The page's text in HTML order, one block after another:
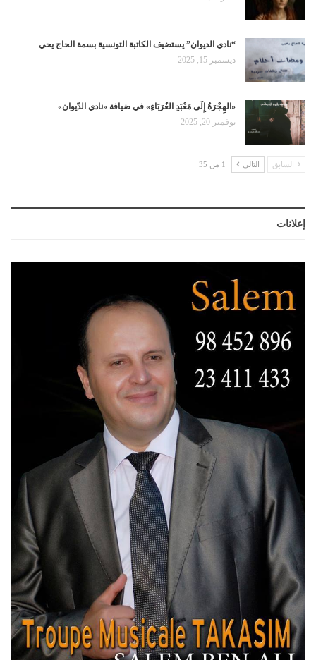
“نادي الديوان” يستضيف الكاتبة التونسية بسمة الحاج يحي
ديسمبر 15, 2025
«الهِجْرَةُ إِلَى مَعْبَدِ الغُرَبَاءِ» في ضيافة «نادي الدّيوان»
نوفمبر 20, 2025
السابق التالي 1 من 35
إعلانات